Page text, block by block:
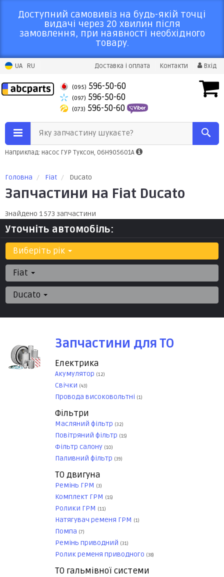
Доступний самовивіз на будь-якій точці
видачі через 20 хвилин після
замовлення, при наявності необхідного
товару.
UA RU Доставка і оплата Контакти Вхід
(095) 596-50-60
(097) 596-50-60
(073) 596-50-60
Яку запчастину шукаєте?
Наприклад: насос ГУР Туксон, 06H905601A
Головна Fiat Ducato
Запчастини на Fiat Ducato
Знайдено 1 573 запчастини
Уточніть автомобіль:
Виберіть рік
Fiat
Ducato
Запчастини для ТО
Електрика
Акумулятор (12)
Свічки (43)
Провода високовольтні (1)
Фільтри
Масляний фільтр (32)
Повітряний фільтр (15)
Фільтр салону (10)
Паливний фільтр (39)
ТО двигуна
Ремінь ГРМ (3)
Комплект ГРМ (15)
Ролики ГРМ (11)
Натягувач ременя ГРМ (1)
Помпа (7)
Ремінь приводний (31)
Ролик ременя приводного (38)
ТО гальмівної системи